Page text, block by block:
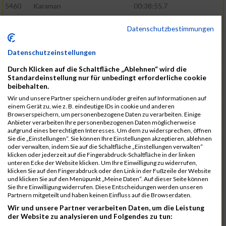
5460 Karaman
00:38:55.7
5601
5368
Böhm
5531
Rieger
00:39:41.5
5584
Stadtmüller
5570
Schulze
00:40:29.6
5572
Schuster
00:40:29.9
5466
Kiehne
00:40:40.9
5615
Weigand
00:41:00.1
5515
Ohler
00:41:07.3
5580
Selbiger
00:41:12.6
5474
Koehn
00:41:12.8
5455
Joho
00:41:56.4
Datenschutzbestimmungen
Datenschutzeinstellungen
Durch Klicken auf die Schaltfläche „Ablehnen“ wird die
Standardeinstellung nur für unbedingt erforderliche cookie
beibehalten.
Wir und unsere Partner speichern und/oder greifen auf Informationen auf
einem Gerät zu, wie z. B. eindeutige IDs in cookie und anderen
Browserspeichern, um personenbezogene Daten zu verarbeiten. Einige
Anbieter verarbeiten Ihre personenbezogenen Daten möglicherweise
aufgrund eines berechtigten Interesses. Um dem zu widersprechen, öffnen
Sie die „Einstellungen“. Sie können Ihre Einstellungen akzeptieren, ablehnen
oder verwalten, indem Sie auf die Schaltfläche „Einstellungen verwalten“
klicken oder jederzeit auf die Fingerabdruck-Schaltfläche in der linken
unteren Ecke der Website klicken. Um Ihre Einwilligung zu widerrufen,
klicken Sie auf den Fingerabdruck oder den Link in der Fußzeile der Website
und klicken Sie auf den Menüpunkt „Meine Daten“. Auf dieser Seite können
Sie Ihre Einwilligung widerrufen. Diese Entscheidungen werden unseren
Partnern mitgeteilt und haben keinen Einfluss auf die Browserdaten.
Wir und unsere Partner verarbeiten Daten, um die Leistung
der Website zu analysieren und Folgendes zu tun: